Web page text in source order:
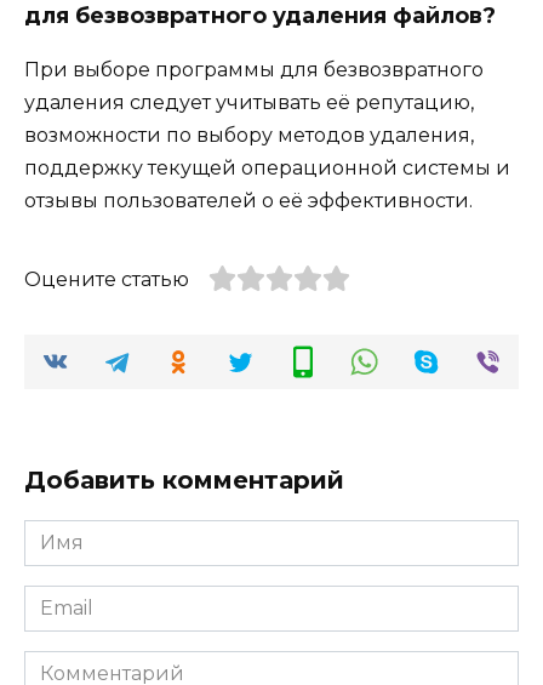
для безвозвратного удаления файлов?
При выборе программы для безвозвратного
удаления следует учитывать её репутацию,
возможности по выбору методов удаления,
поддержку текущей операционной системы и
отзывы пользователей о её эффективности.
Оцените статью
Добавить комментарий
Имя
*
Email
*
Комментарий